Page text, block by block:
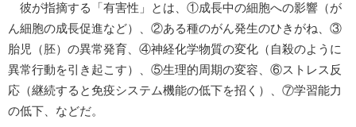
彼が指摘する「有害性」とは、①成長中の細胞への影響（が
ん細胞の成長促進など）、②ある種のがん発生のひきがね、③
胎児（胚）の異常発育、④神経化学物質の変化（自殺のように
異常行動を引き起こす）、⑤生理的周期の変容、⑥ストレス反
応（継続すると免疫システム機能の低下を招く）、⑦学習能力
の低下、などだ。